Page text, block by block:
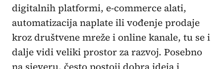
digitalnih platformi, e-commerce alati,
automatizacija naplate ili vođenje prodaje
kroz društvene mreže i online kanale, tu se i
dalje vidi veliki prostor za razvoj. Posebno
na sjeveru, često postoji dobra ideja i